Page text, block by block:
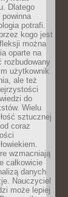
Dlatego
potrafi.
kogo jest
można
oparte na
rozbudowany
użytkownik
ale też
do
Wielu
sztucznej
coraz
wzmacniają
całkowicie
danych
Nauczyciel
może lepiej